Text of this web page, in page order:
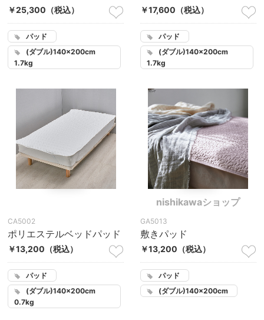
￥25,300 （税込）
パッド
(ダブル)140×200cm
1.7kg
￥17,600 （税込）
パッド
(ダブル)140×200cm
1.7kg
CA5002
ポリエステルベッドパッド
￥13,200 （税込）
パッド
(ダブル)140×200cm
0.7kg
nishikawaショップ
GA5013
敷きパッド
￥13,200 （税込）
パッド
(ダブル)140×200cm